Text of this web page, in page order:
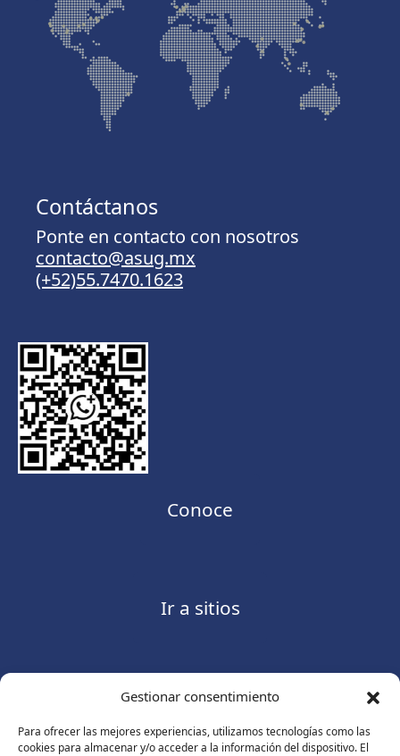
Gestionar consentimiento
Para ofrecer las mejores experiencias, utilizamos tecnologías como las
cookies para almacenar y/o acceder a la información del dispositivo. El
Contáctanos
Ponte en contacto con nosotros
contacto@asug.mx
(+52)55.7470.1623
Conoce
Ir a sitios
Contáctanos